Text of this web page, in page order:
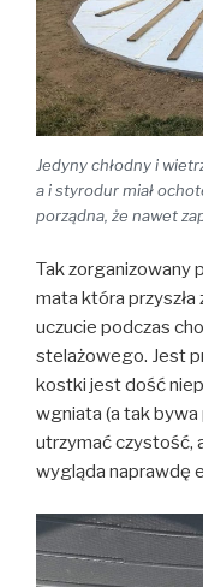
Jedyny chłodny i
a i styrodur miał
porządna, że nawet
Tak zorganizowany
mata która przyszła
uczucie podczas
stelażowego. Jest
kostki jest dość
wgniata (a tak bywa
utrzymać czystość,
wygląda naprawdę